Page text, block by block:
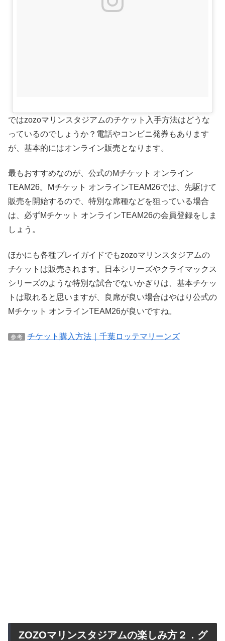
ではzozoマリンスタジアムのチケット入手方法はどうな
っているのでしょうか？電話やコンビニ発券もあります
が、基本的にはオンライン販売となります。
最もおすすめなのが、公式のMチケット オンライン
TEAM26。Mチケット オンラインTEAM26では、先駆けて
販売を開始するので、特別な席種などを狙っている場合
は、必ずMチケット オンラインTEAM26の会員登録をしま
しょう。
ほかにも各種プレイガイドでもzozoマリンスタジアムの
チケットは販売されます。日本シリーズやクライマックス
シリーズのような特別な試合でないかぎりは、基本チケッ
トは取れると思いますが、良席が良い場合はやはり公式の
Mチケット オンラインTEAM26が良いですね。
参考 チケット購入方法｜千葉ロッテマリーンズ
ZOZOマリンスタジアムの楽しみ方２．グ